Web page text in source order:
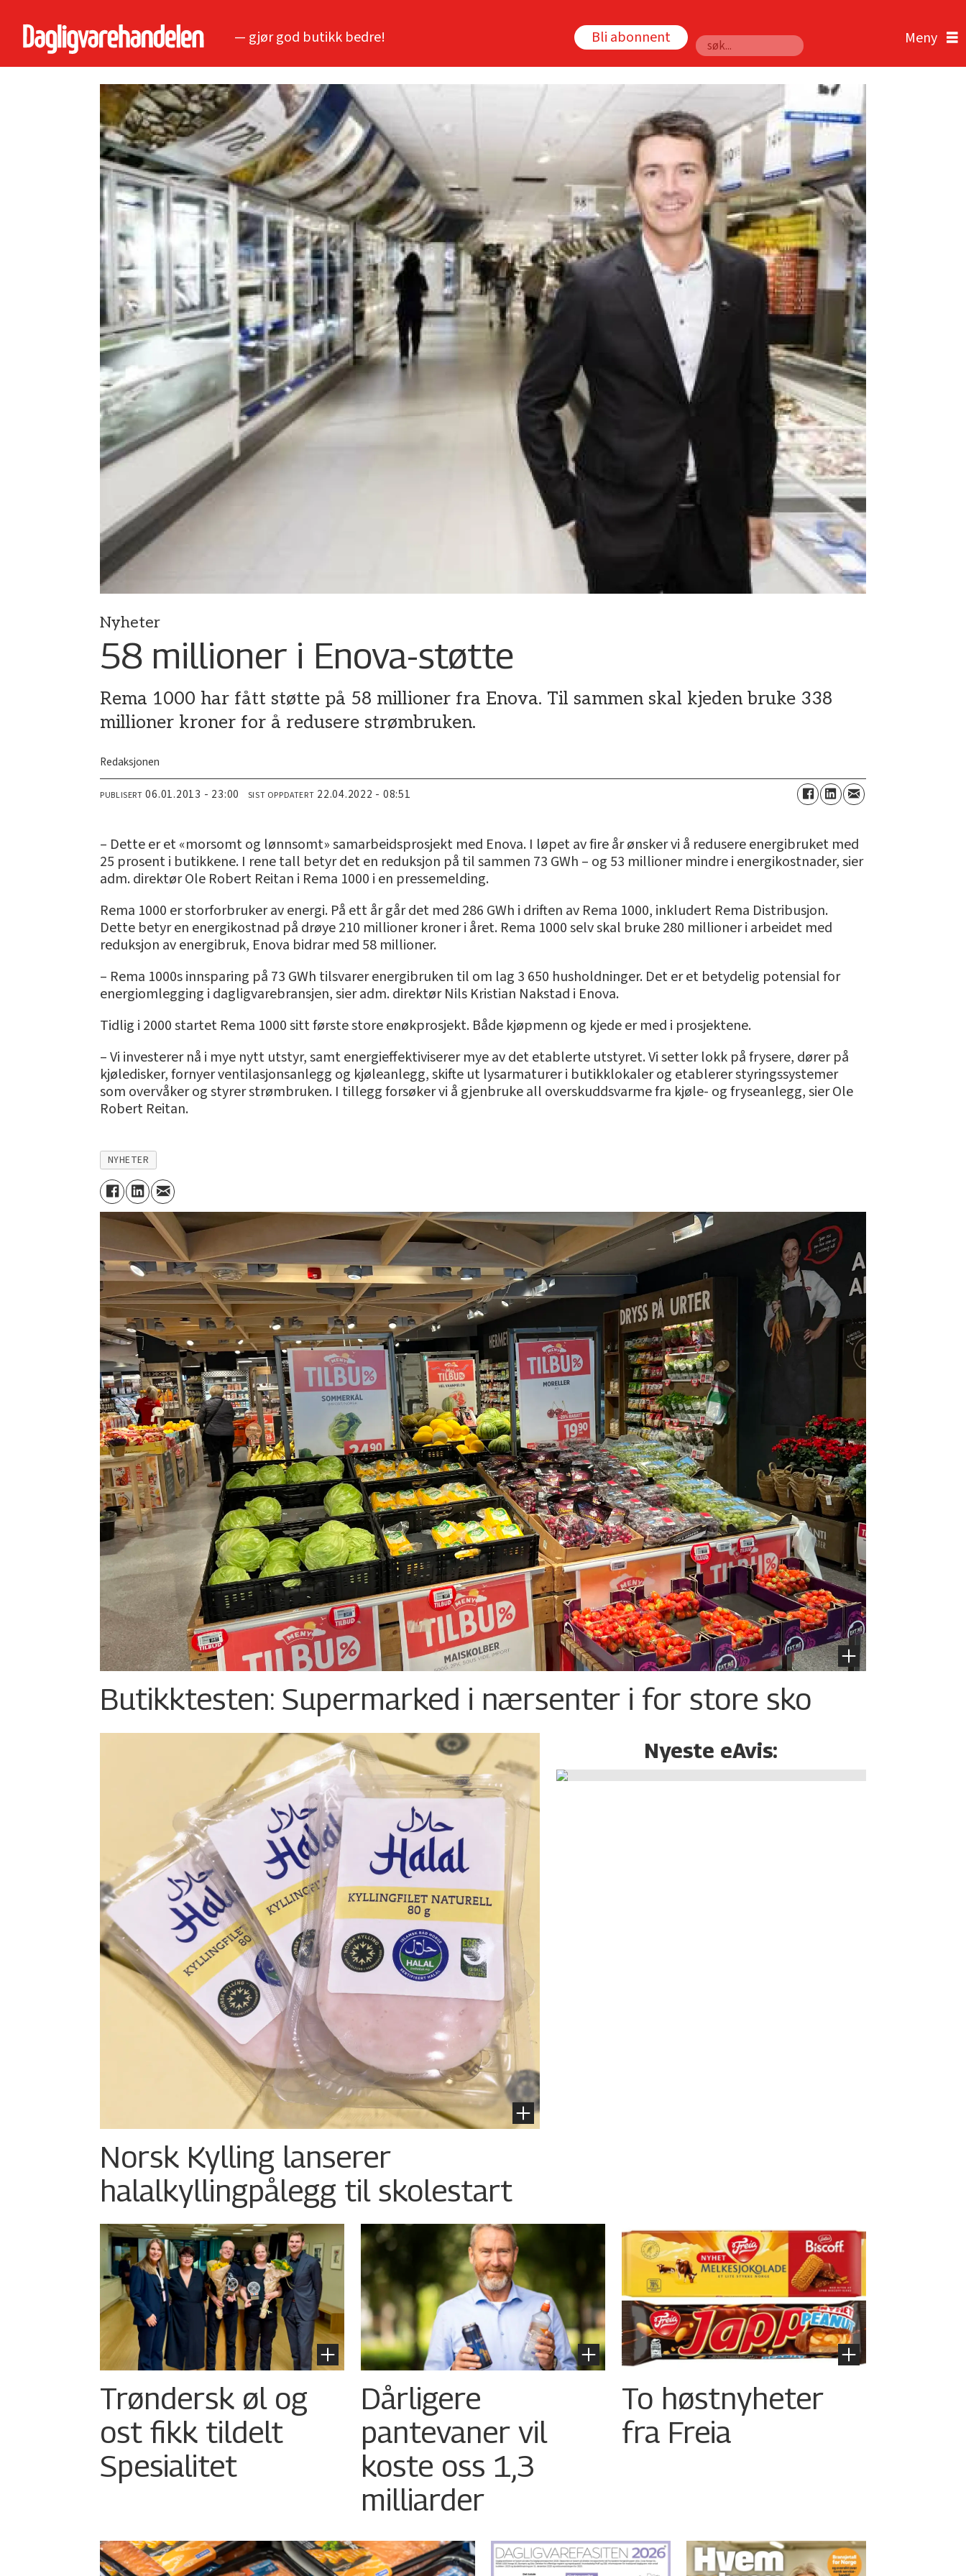
— gjør god butikk bedre! Bli abonnent
Søk
Nyheter
58 millioner i Enova-støtte
Rema 1000 har fått støtte på 58 millioner fra Enova. Til sammen skal kjeden bruke 338
millioner kroner for å redusere strømbruken.
Redaksjonen
PUBLISERT 06.01.2013 - 23:00 SIST OPPDATERT 22.04.2022 - 08:51
– Dette er et «morsomt og lønnsomt» samarbeidsprosjekt med Enova. I løpet av fire år ønsker vi å redusere energibruket med
25 prosent i butikkene. I rene tall betyr det en reduksjon på til sammen 73 GWh – og 53 millioner mindre i energikostnader, sier
adm. direktør Ole Robert Reitan i Rema 1000 i en pressemelding.
Rema 1000 er storforbruker av energi. På ett år går det med 286 GWh i driften av Rema 1000, inkludert Rema Distribusjon.
Dette betyr en energikostnad på drøye 210 millioner kroner i året. Rema 1000 selv skal bruke 280 millioner i arbeidet med
reduksjon av energibruk, Enova bidrar med 58 millioner.
– Rema 1000s innsparing på 73 GWh tilsvarer energibruken til om lag 3 650 husholdninger. Det er et betydelig potensial for
energiomlegging i dagligvarebransjen, sier adm. direktør Nils Kristian Nakstad i Enova.
Tidlig i 2000 startet Rema 1000 sitt første store enøkprosjekt. Både kjøpmenn og kjede er med i prosjektene.
– Vi investerer nå i mye nytt utstyr, samt energieffektiviserer mye av det etablerte utstyret. Vi setter lokk på frysere, dører på
kjøledisker, fornyer ventilasjonsanlegg og kjøleanlegg, skifte ut lysarmaturer i butikklokaler og etablerer styringssystemer
som overvåker og styrer strømbruken. I tillegg forsøker vi å gjenbruke all overskuddsvarme fra kjøle- og fryseanlegg, sier Ole
Robert Reitan.
NYHETER
Butikktesten: Supermarked i nærsenter i for store sko
Norsk Kylling lanserer
halalkylling­pålegg til skolestart
Nyeste eAvis:
Trøndersk øl og
ost fikk tildelt
Spesialitet
Dårligere
pantevaner vil
koste oss 1,3
milliarder
To høstnyheter
fra Freia